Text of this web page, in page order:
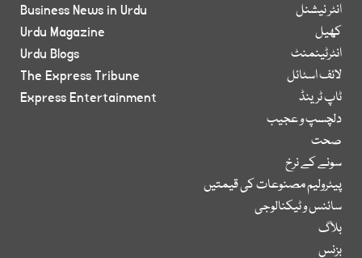
انٹر نیشنل
کھیل
انٹرٹینمنٹ
لائف اسٹائل
ٹاپ ٹرینڈ
دلچسپ و عجیب
صحت
سونے کے نرخ
پیٹرولیم مصنوعات کی قیمتیں
سائنس و ٹیکنالوجی
بلاگ
بزنس
Business News in Urdu
Urdu Magazine
Urdu Blogs
The Express Tribune
Express Entertainment